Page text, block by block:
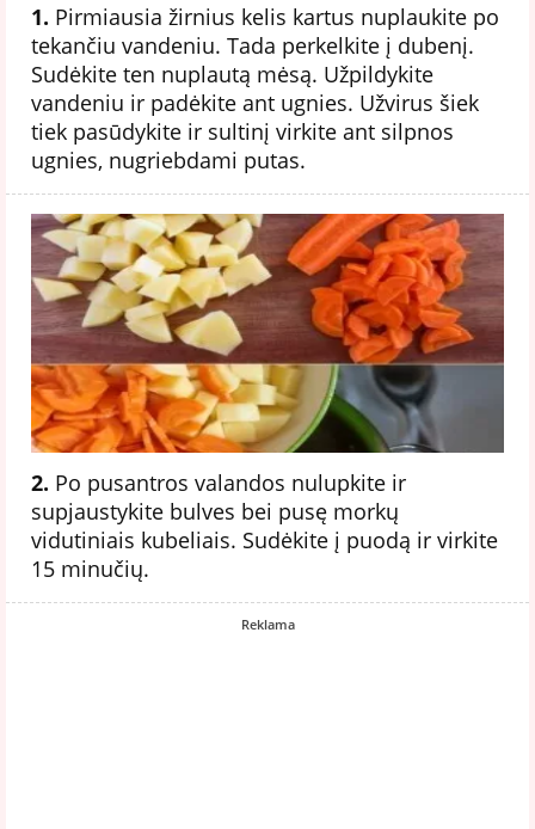
1. Pirmiausia žirnius kelis kartus nuplaukite po
tekančiu vandeniu. Tada perkelkite į dubenį.
Sudėkite ten nuplautą mėsą. Užpildykite
vandeniu ir padėkite ant ugnies. Užvirus šiek
tiek pasūdykite ir sultinį virkite ant silpnos
ugnies, nugriebdami putas.
2. Po pusantros valandos nulupkite ir
supjaustykite bulves bei pusę morkų
vidutiniais kubeliais. Sudėkite į puodą ir virkite
15 minučių.
Reklama